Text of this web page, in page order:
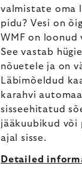
valmistate oma
pidu? Vesi on
WMF on loonud
See vastab
nõuetele ja on
Läbimõeldud
karahvi
sisseehitatud
jääkuubikud või
ajal sisse.
Detailed